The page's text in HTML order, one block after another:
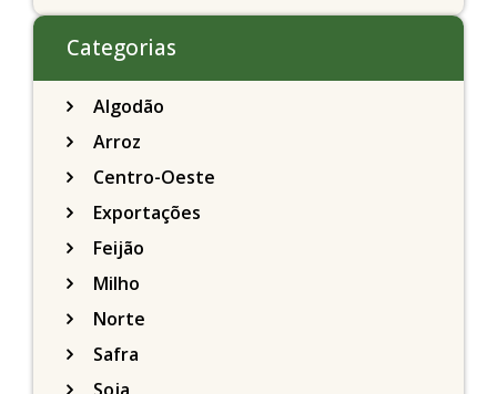
Categorias
Algodão
Arroz
Centro-Oeste
Exportações
Feijão
Milho
Norte
Safra